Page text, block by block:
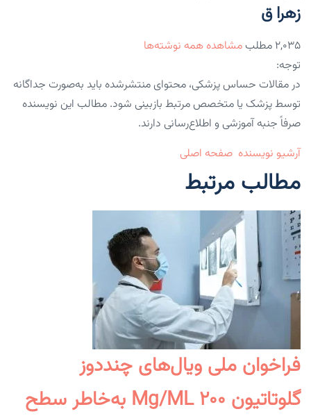
زهرا ق
۲,۰۳۵ مطلب
مشاهده همه نوشته‌ها
توجه:
در مقالات حساس پزشکی، محتوای منتشرشده باید به‌صورت جداگانه
توسط پزشک یا متخصص مرتبط بازبینی شود. مطالب این نویسنده
صرفاً جنبه آموزشی و اطلاع‌رسانی دارند.
آرشیو نویسنده صفحه اصلی
مطالب مرتبط
فراخوان ملی ویال‌های چنددوز
گلوتاتیون ۲۰۰ Mg/mL به‌خاطر سطح